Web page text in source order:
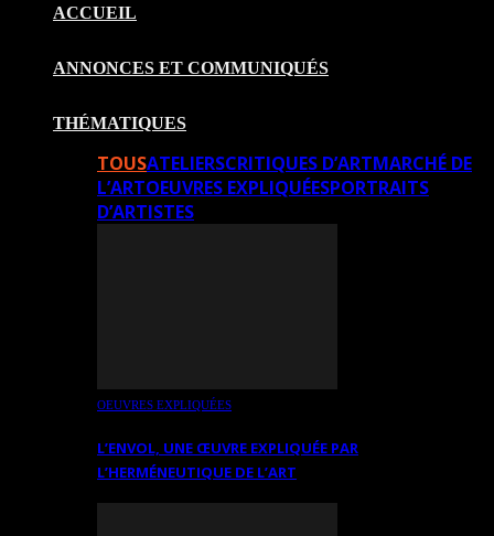
ACCUEIL
ANNONCES ET COMMUNIQUÉS
THÉMATIQUES
TOUSATELIERSCRITIQUES D’ARTMARCHÉ DE
L’ARTOEUVRES EXPLIQUÉESPORTRAITS
D’ARTISTES
OEUVRES EXPLIQUÉES
L’ENVOL, UNE ŒUVRE EXPLIQUÉE PAR
L’HERMÉNEUTIQUE DE L’ART